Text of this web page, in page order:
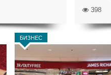
398
БИЗНЕС